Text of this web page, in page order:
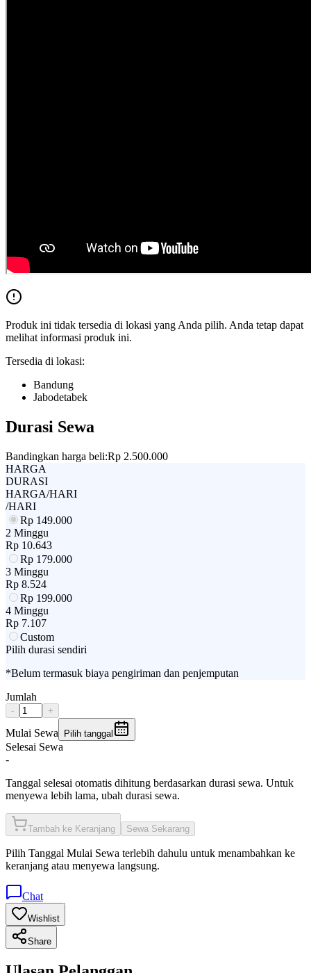
Produk ini tidak tersedia di lokasi yang Anda pilih. Anda tetap dapat
melihat informasi produk ini.
Tersedia di lokasi:
Bandung
Jabodetabek
Durasi Sewa
Bandingkan harga beli:Rp 2.500.000
HARGA
DURASI
HARGA/HARI
/HARI
Rp 149.000
2 Minggu
Rp 10.643
Rp 179.000
3 Minggu
Rp 8.524
Rp 199.000
4 Minggu
Rp 7.107
Custom
Pilih durasi sendiri
*Belum termasuk biaya pengiriman dan penjemputan
Jumlah
- +
Mulai Sewa Pilih tanggal
Selesai Sewa
-
Tanggal selesai otomatis dihitung berdasarkan durasi sewa. Untuk
menyewa lebih lama, ubah durasi sewa.
Tambah ke Keranjang Sewa Sekarang
Pilih Tanggal Mulai Sewa terlebih dahulu untuk menambahkan ke
keranjang atau menyewa langsung.
Chat
Wishlist
Share